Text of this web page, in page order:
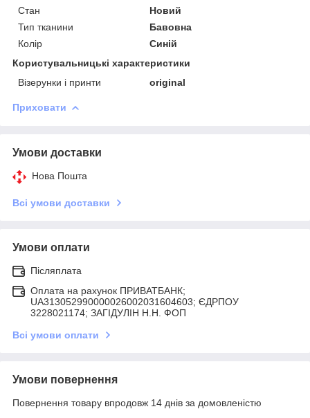
Стан
Новий
Тип тканини
Бавовна
Колір
Синій
Користувальницькі характеристики
Візерунки і принти
original
Приховати
Умови доставки
Нова Пошта
Всі умови доставки
Умови оплати
Післяплата
Оплата на рахунок ПРИВАТБАНК;
UA313052990000026002031604603; ЄДРПОУ
3228021174; ЗАГIДУЛIН Н.Н. ФОП
Всі умови оплати
Умови повернення
Повернення товару впродовж 14 днів за домовленістю